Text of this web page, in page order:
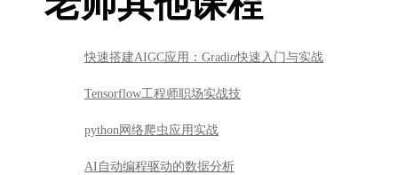
快速搭建AIGC应用：Gradio快速入门与实战
Tensorflow工程师职场实战技
python网络爬虫应用实战
AI自动编程驱动的数据分析